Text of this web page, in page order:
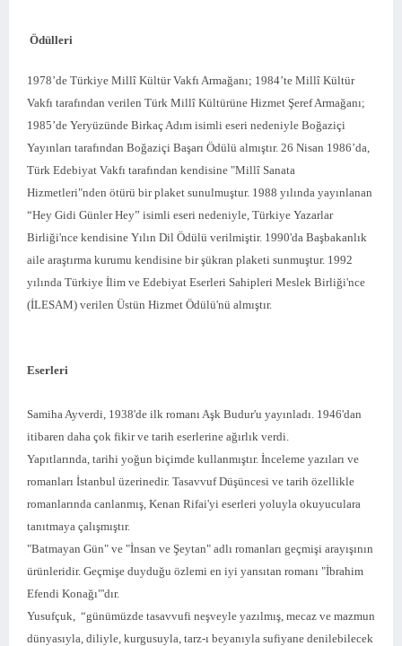
Ödülleri
1978’de Türkiye Millî Kültür Vakfı Armağanı; 1984’te Millî Kültür
Vakfı tarafından verilen Türk Millî Kültürüne Hizmet Şeref Armağanı;
1985’de Yeryüzünde Birkaç Adım isimli eseri nedeniyle Boğaziçi
Yayınları tarafından Boğaziçi Başarı Ödülü almıştır. 26 Nisan 1986’da,
Türk Edebiyat Vakfı tarafından kendisine "Millî Sanata
Hizmetleri"nden ötürü bir plaket sunulmuştur. 1988 yılında yayınlanan
“Hey Gidi Günler Hey” isimli eseri nedeniyle, Türkiye Yazarlar
Birliği'nce kendisine Yılın Dil Ödülü verilmiştir. 1990'da Başbakanlık
aile araştırma kurumu kendisine bir şükran plaketi sunmuştur. 1992
yılında Türkiye İlim ve Edebiyat Eserleri Sahipleri Meslek Birliği'nce
(İLESAM) verilen Üstün Hizmet Ödülü'nü almıştır.
Eserleri
Samiha Ayverdi, 1938'de ilk romanı Aşk Budur'u yayınladı. 1946'dan
itibaren daha çok fikir ve tarih eserlerine ağırlık verdi.
Yapıtlarında, tarihi yoğun biçimde kullanmıştır. İnceleme yazıları ve
romanları İstanbul üzerinedir. Tasavvuf Düşüncesi ve tarih özellikle
romanlarında canlanmış, Kenan Rifai'yi eserleri yoluyla okuyuculara
tanıtmaya çalışmıştır.
"Batmayan Gün" ve "İnsan ve Şeytan" adlı romanları geçmişi arayışının
ürünleridir. Geçmişe duyduğu özlemi en iyi yansıtan romanı "İbrahim
Efendi Konağı"'dır.
Yusufçuk, “günümüzde tasavvufi neşveyle yazılmış, mecaz ve mazmun
dünyasıyla, diliyle, kurgusuyla, tarz-ı beyanıyla sufiyane denilebilecek